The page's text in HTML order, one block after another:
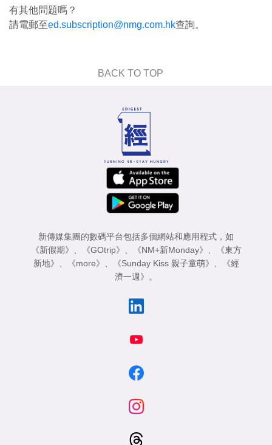
有其他問題嗎？
請電郵至ed.subscription@nmg.com.hk查詢。
BACK TO TOP
新傳媒集團的數碼平台包括多個網站和應用程式，如
《新假期》 、 《GOtrip》 、 《NM+新Monday》 、
《東方
新地》 、 《more》 、 《Sunday Kiss 親子童萌》 、
《經
濟一週》 。